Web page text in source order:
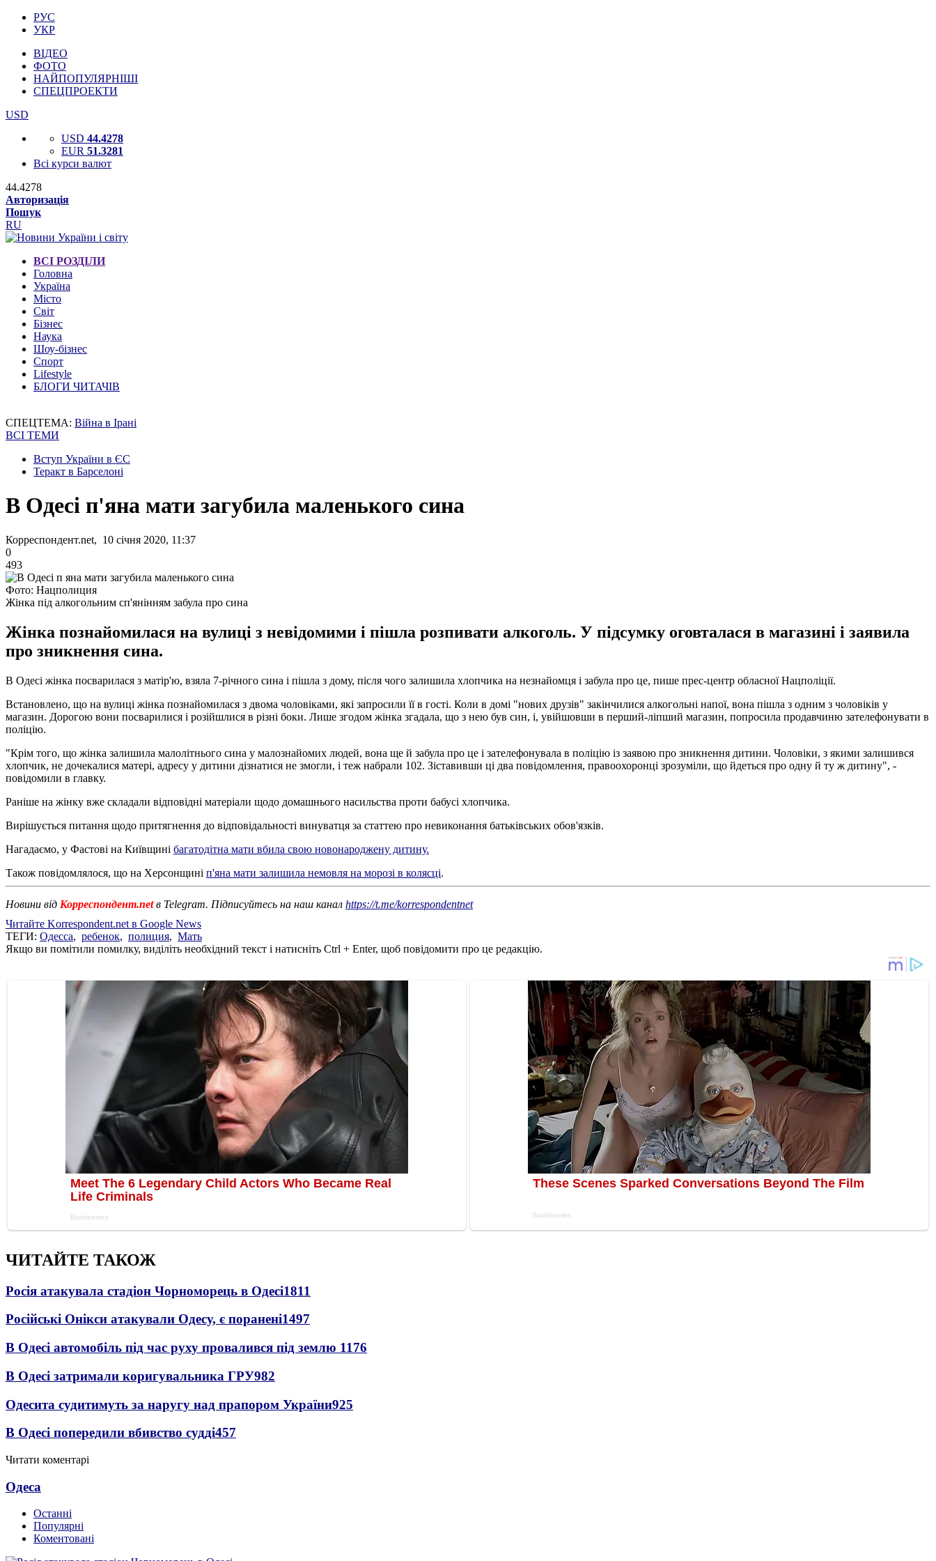
РУС
УКР
ВІДЕО
ФОТО
НАЙПОПУЛЯРНІШІ
СПЕЦПРОЕКТИ
USD
USD 44.4278
EUR 51.3281
Всі курси валют
44.4278
Авторизація
Пошук
RU
ВСІ РОЗДІЛИ
Головна
Україна
Місто
Світ
Бізнес
Наука
Шоу-бізнес
Спорт
Lifestyle
БЛОГИ ЧИТАЧІВ
СПЕЦТЕМА: Війна в Ірані
ВСІ ТЕМИ
Вступ України в ЄС
Теракт в Барселоні
В Одесі п'яна мати загубила маленького сина
Корреспондент.net, 10 січня 2020, 11:37
0
493
Фото: Нацполиция
Жінка під алкогольним сп'янінням забула про сина
Жінка познайомилася на вулиці з невідомими і пішла розпивати алкоголь. У підсумку оговталася в магазині і заявила
про зникнення сина.
В Одесі жінка посварилася з матір'ю, взяла 7-річного сина і пішла з дому, після чого залишила хлопчика на незнайомця і забула про це, пише прес-центр обласної Нацполіції.
Встановлено, що на вулиці жінка познайомилася з двома чоловіками, які запросили її в гості. Коли в домі "нових друзів" закінчилися алкогольні напої, вона пішла з одним з чоловіків у
магазин. Дорогою вони посварилися і розійшлися в різні боки. Лише згодом жінка згадала, що з нею був син, і, увійшовши в перший-ліпший магазин, попросила продавчиню зателефонувати в
поліцію.
"Крім того, що жінка залишила малолітнього сина у малознайомих людей, вона ще й забула про це і зателефонувала в поліцію із заявою про зникнення дитини. Чоловіки, з якими залишився
хлопчик, не дочекалися матері, адресу у дитини дізнатися не змогли, і теж набрали 102. Зіставивши ці два повідомлення, правоохоронці зрозуміли, що йдеться про одну й ту ж дитину", -
повідомили в главку.
Раніше на жінку вже складали відповідні матеріали щодо домашнього насильства проти бабусі хлопчика.
Вирішується питання щодо притягнення до відповідальності винуватця за статтею про невиконання батьківських обов'язків.
Нагадаємо, у Фастові на Київщині багатодітна мати вбила свою новонароджену дитину.
Також повідомлялося, що на Херсонщині п'яна мати залишила немовля на морозі в колясці.
Новини від Корреспондент.netв Telegram. Підписуйтесь на наш канал https://t.me/korrespondentnet
Читайте Korrespondent.net в Google News
ТЕГИ: Одесса, ребенок, полиция, Мать
Якщо ви помітили помилку, виділіть необхідний текст і натисніть Ctrl + Enter, щоб повідомити про це редакцію.
ЧИТАЙТЕ ТАКОЖ
Росія атакувала стадіон Чорноморець в Одесі1811
Російські Онікси атакували Одесу, є поранені1497
В Одесі автомобіль під час руху провалився під землю 1176
В Одесі затримали коригувальника ГРУ982
Одесита судитимуть за наругу над прапором України925
В Одесі попередили вбивство судді457
Читати коментарі
Одеса
Останні
Популярні
Коментовані